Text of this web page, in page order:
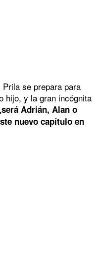
se prepara para
hijo, y la gran incógnita
Adrián, Alan o
nuevo capítulo en